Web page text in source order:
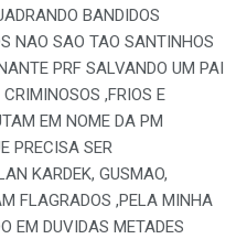
BANDIDOS
NAO SAO TAO SANTINHOS
PRF SALVANDO UM PAI
,FRIOS E
EM NOME DA PM
PRECISA SER
KARDEK, GUSMAO,
FLAGRADOS ,PELA MINHA
EM DUVIDAS METADES